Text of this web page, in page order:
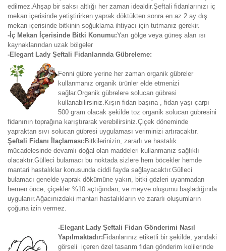
edilmez.Ahşap bir saksı altlığı her zaman idealdir.Şeftali fidanlarınızı iç
mekan içerisinde yetiştirirken yaprak döktükten sonra en az 2 ay dış
mekan içerisinde bitkinin soğuklama ihtiyacı için tutmanız gerekir.
-İç Mekan İçerisinde Bitki Konumu:Yarı gölge veya güneş alan ısı
kaynaklarından uzak bölgeler
-Elegant Lady Şeftali Fidanlarında Gübreleme:
Fenni gübre yerine her zaman organik gübreler
kullanmanız organik ürünler elde etmenizi
sağlar.Organik gübrelere solucan gübresi
kullanabilirsiniz.Kışın fidan başına , fidan yaşı çarpı
500 gram olacak şekilde toz organik solucan gübresini
fidanının toprağına karıştırarak verebilirsiniz.Çiçek döneminde
yapraktan sıvı solucan gübresi uygulaması veriminizi artıracaktır.
Şeftali Fidanı İlaçlaması: Bitkilerinizin, zararlı ve hastalık
mücadelesinde devamlı doğal olan maddeleri kullanmanız sağlıklı
olacaktır.Gülleci bulamacı bu noktada sizlere hem böcekler hemde
mantari hastalıklar konusunda ciddi fayda sağlayacaktır.Gülleci
bulamacı genelde yaprak dökümüne yakın, bitki gözleri uyanmadan
hemen önce, çiçekler %10 açtığından, ve meyve oluşumu başladığında
uygulanır.Ağacınızdaki mantari hastalıkların ve zararlı oluşumların
çoğuna izin vermez.
-Elegant Lady Şeftali Fidan Gönderimi Nasıl
Yapılmaktadır: Fidanlarınız etiketli bir şekilde, yandaki
görseli içeren özel tasarım fidan gönderim kolilerinde